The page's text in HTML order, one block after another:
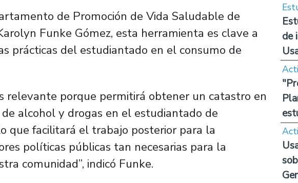
de Promoción de Vida Saludable de
Funke Gómez, esta herramienta es clave a
prácticas del estudiantado en el consumo de
relevante porque permitirá obtener un catastro en
alcohol y drogas en el estudiantado de
que facilitará el trabajo posterior para la
políticas públicas tan necesarias para la
comunidad”, indicó Funke.
de